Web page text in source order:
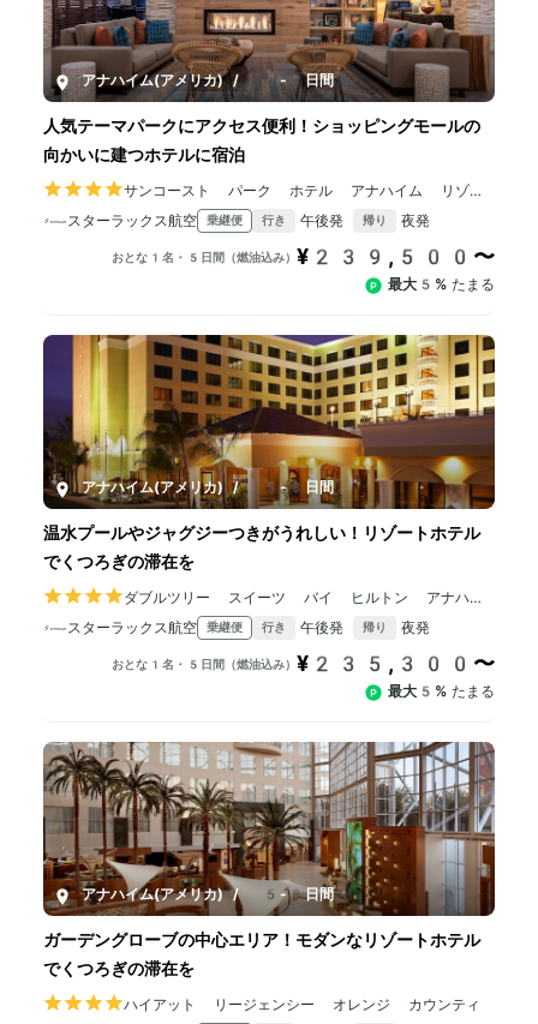
アナハイム(アメリカ) / 5-8日間
人気テーマパークにアクセス便利！ショッピングモールの
向かいに建つホテルに宿泊
サンコースト パーク ホテル アナハイム リゾー
ト タペストリー バイ ヒルトン
スターラックス航空 乗継便 行き 午後発 帰り 夜発
おとな1名・5日間（燃油込み） ¥239,500〜
最大5% たまる
アナハイム(アメリカ) / 5-8日間
温水プールやジャグジーつきがうれしい！リゾートホテル
でくつろぎの滞在を
ダブルツリー スイーツ バイ ヒルトン アナハイ
ム リゾート コンベンション センター
スターラックス航空 乗継便 行き 午後発 帰り 夜発
おとな1名・5日間（燃油込み） ¥235,300〜
最大5% たまる
アナハイム(アメリカ) / 5-8日間
ガーデングローブの中心エリア！モダンなリゾートホテル
でくつろぎの滞在を
ハイアット リージェンシー オレンジ カウンティ